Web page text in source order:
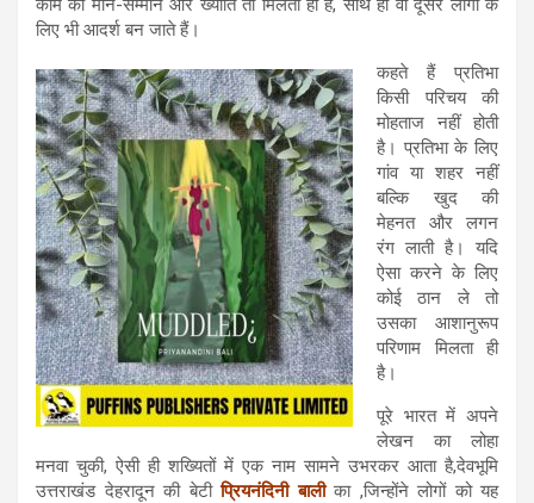
काम को मान-सम्मान और ख्याति तो मिलती ही है, साथ ही वो दूसरे लोगों के
लिए भी आदर्श बन जाते हैं।
कहते हैं प्रतिभा
किसी परिचय की
मोहताज नहीं होती
है। प्रतिभा के लिए
गांव या शहर नहीं
बल्कि खुद की
मेहनत और लगन
रंग लाती है। यदि
ऐसा करने के लिए
कोई ठान ले तो
उसका आशानुरूप
परिणाम मिलता ही
है।
पूरे भारत में अपने
लेखन का लोहा
मनवा चुकी, ऐसी ही शख्यितों में एक नाम सामने उभरकर आता है,देवभूमि
उत्तराखंड देहरादून की बेटीप्रियनंदिनी बालीका ,जिन्होंने लोगों को यह